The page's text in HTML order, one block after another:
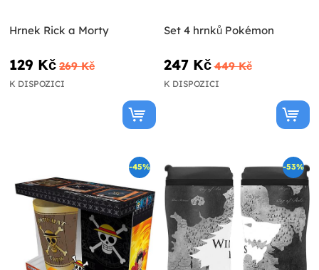
Hrnek Rick a Morty
129 Kč 269 Kč
K DISPOZICI
Set 4 hrnků Pokémon
247 Kč 449 Kč
K DISPOZICI
-45% -53%